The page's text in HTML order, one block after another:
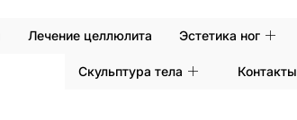
Лечение целлюлита Эстетика ног
Скульптура тела Контакты